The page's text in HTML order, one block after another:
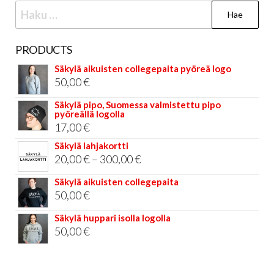
Haku:
PRODUCTS
Säkylä aikuisten collegepaita pyöreä logo
50,00€
Säkylä pipo, Suomessa valmistettu pipo
pyöreällä logolla
17,00€
Säkylä lahjakortti
20,00€– 300,00€Hintaluokka:
20,00 €
Säkylä aikuisten collegepaita
50,00€
Säkylä huppari isolla logolla
50,00€